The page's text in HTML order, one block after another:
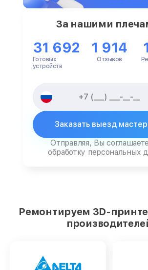
За нашими
31 692
Готовых
устройств
1 914
Отзывов
Заказать выезд
Отправляя, Вы
обработку персональных
Ремонтируем 3D-